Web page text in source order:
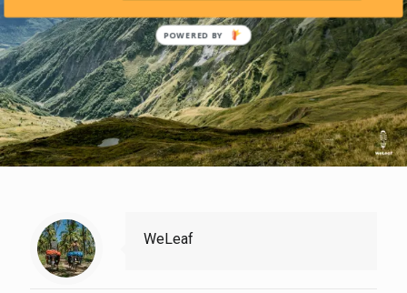
WeLeaf